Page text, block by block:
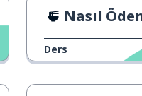
Nasıl
Ders